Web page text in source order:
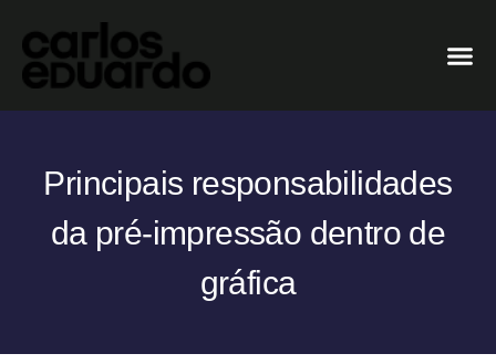
Principais responsabilidades
da pré-impressão dentro de
gráfica